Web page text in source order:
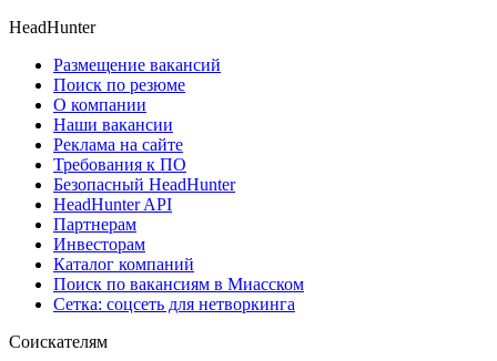
HeadHunter
Размещение вакансий
Поиск по резюме
О компании
Наши вакансии
Реклама на сайте
Требования к ПО
Безопасный HeadHunter
HeadHunter API
Партнерам
Инвесторам
Каталог компаний
Поиск по вакансиям в Миасском
Сетка: соцсеть для нетворкинга
Соискателям